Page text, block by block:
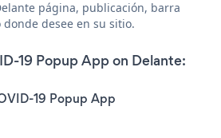
página, publicación, barra
desee en su sitio.
19 Popup App on Delante:
19 Popup App